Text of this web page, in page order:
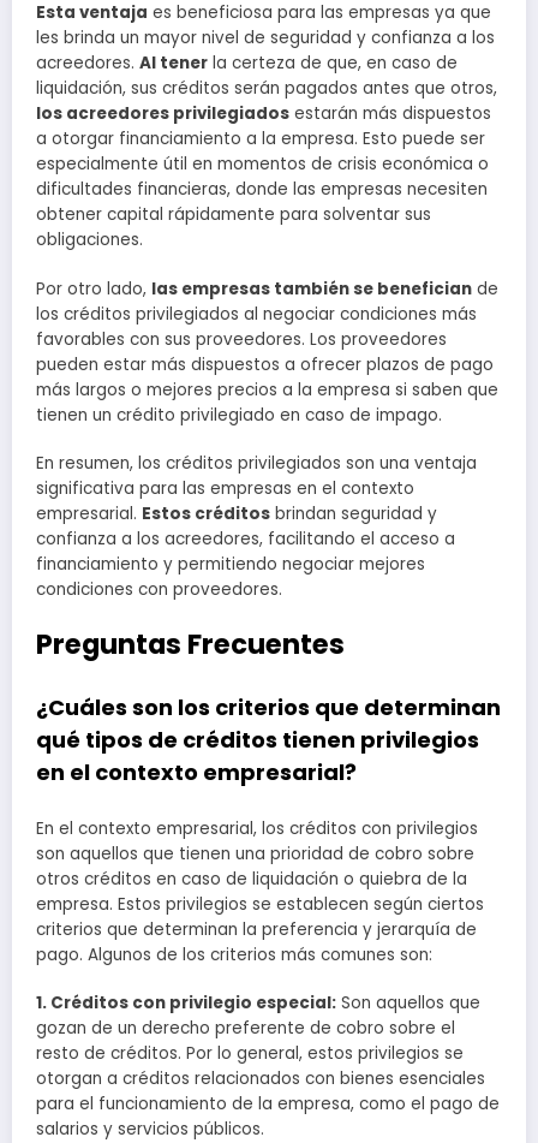
Esta ventaja es beneficiosa para las empresas ya que
les brinda un mayor nivel de seguridad y confianza a los
acreedores. Al tener la certeza de que, en caso de
liquidación, sus créditos serán pagados antes que otros,
los acreedores privilegiados estarán más dispuestos
a otorgar financiamiento a la empresa. Esto puede ser
especialmente útil en momentos de crisis económica o
dificultades financieras, donde las empresas necesiten
obtener capital rápidamente para solventar sus
obligaciones.
Por otro lado, las empresas también se benefician de
los créditos privilegiados al negociar condiciones más
favorables con sus proveedores. Los proveedores
pueden estar más dispuestos a ofrecer plazos de pago
más largos o mejores precios a la empresa si saben que
tienen un crédito privilegiado en caso de impago.
En resumen, los créditos privilegiados son una ventaja
significativa para las empresas en el contexto
empresarial. Estos créditos brindan seguridad y
confianza a los acreedores, facilitando el acceso a
financiamiento y permitiendo negociar mejores
condiciones con proveedores.
Preguntas Frecuentes
¿Cuáles son los criterios que determinan
qué tipos de créditos tienen privilegios
en el contexto empresarial?
En el contexto empresarial, los créditos con privilegios
son aquellos que tienen una prioridad de cobro sobre
otros créditos en caso de liquidación o quiebra de la
empresa. Estos privilegios se establecen según ciertos
criterios que determinan la preferencia y jerarquía de
pago. Algunos de los criterios más comunes son:
1. Créditos con privilegio especial: Son aquellos que
gozan de un derecho preferente de cobro sobre el
resto de créditos. Por lo general, estos privilegios se
otorgan a créditos relacionados con bienes esenciales
para el funcionamiento de la empresa, como el pago de
salarios y servicios públicos.